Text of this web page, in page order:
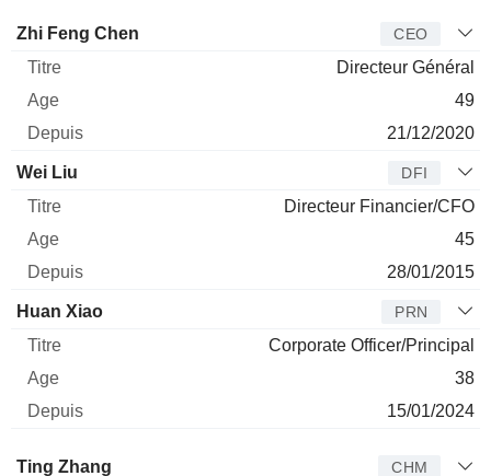
Dirigeant Titre
Zhi Feng Chen CEO
Directeur Général
49
21/12/2020
Wei Liu DFI
Directeur Financier/CFO
45
28/01/2015
Huan Xiao PRN
Corporate Officer/Principal
38
15/01/2024
Administrateur
Ting Zhang CHM